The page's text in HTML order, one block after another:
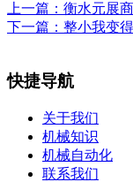
上一篇： 衡水元展
下一篇： 整小我变
快捷导航
关于我们
机械知识
机械自动化
联系我们